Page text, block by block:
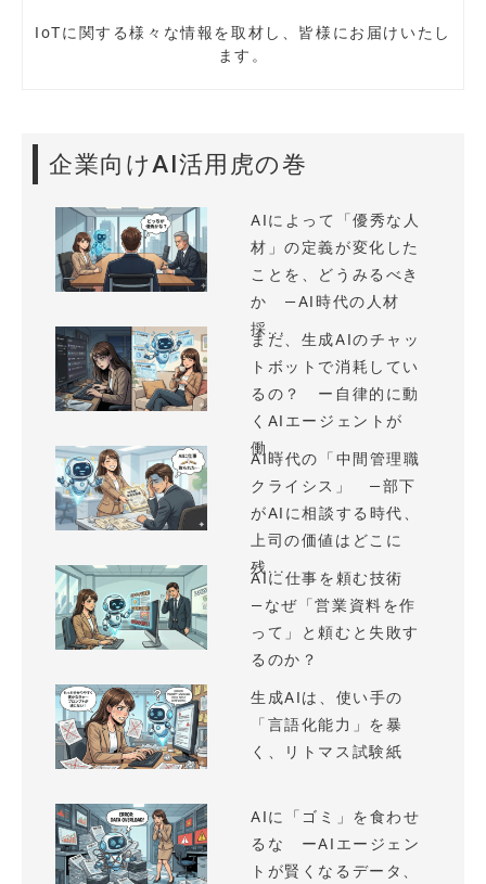
IoTに関する様々な情報を取材し、皆様にお届けいたし
ます。
企業向けAI活用虎の巻
AIによって「優秀な人
材」の定義が変化した
ことを、どうみるべき
か —AI時代の人材
採...
まだ、生成AIのチャッ
トボットで消耗してい
るの？ ー自律的に動
くAIエージェントが
働...
AI時代の「中間管理職
クライシス」 —部下
がAIに相談する時代、
上司の価値はどこに
残...
AIに仕事を頼む技術
—なぜ「営業資料を作
って」と頼むと失敗す
るのか？
生成AIは、使い手の
「言語化能力」を暴
く、リトマス試験紙
AIに「ゴミ」を食わせ
るな ーAIエージェン
トが賢くなるデータ、